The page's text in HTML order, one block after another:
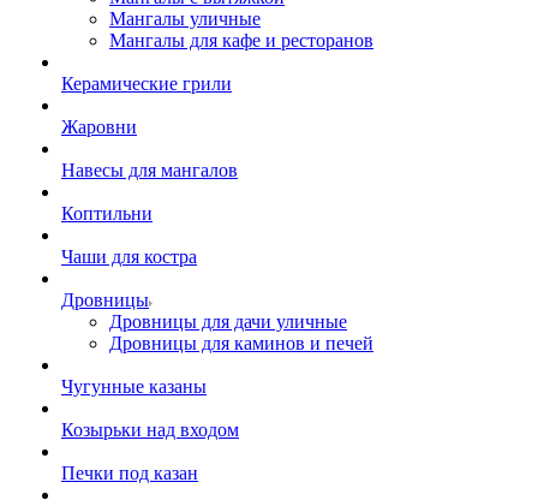
Мангалы уличные
Мангалы для кафе и ресторанов
Керамические грили
Жаровни
Навесы для мангалов
Коптильни
Чаши для костра
Дровницы
Дровницы для дачи уличные
Дровницы для каминов и печей
Чугунные казаны
Козырьки над входом
Печки под казан